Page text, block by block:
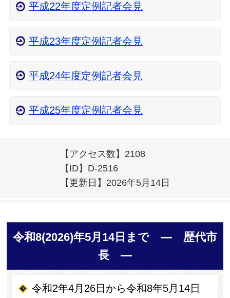
平成22年度定例記者会見
平成23年度定例記者会見
平成24年度定例記者会見
平成25年度定例記者会見
【アクセス数】 2108
【ID】 D-2516
【更新日】 2026年5月14日
令和8(2026)年5月14日まで ― 歴代市
長 ―
令和2年4月26日から令和8年5月14日